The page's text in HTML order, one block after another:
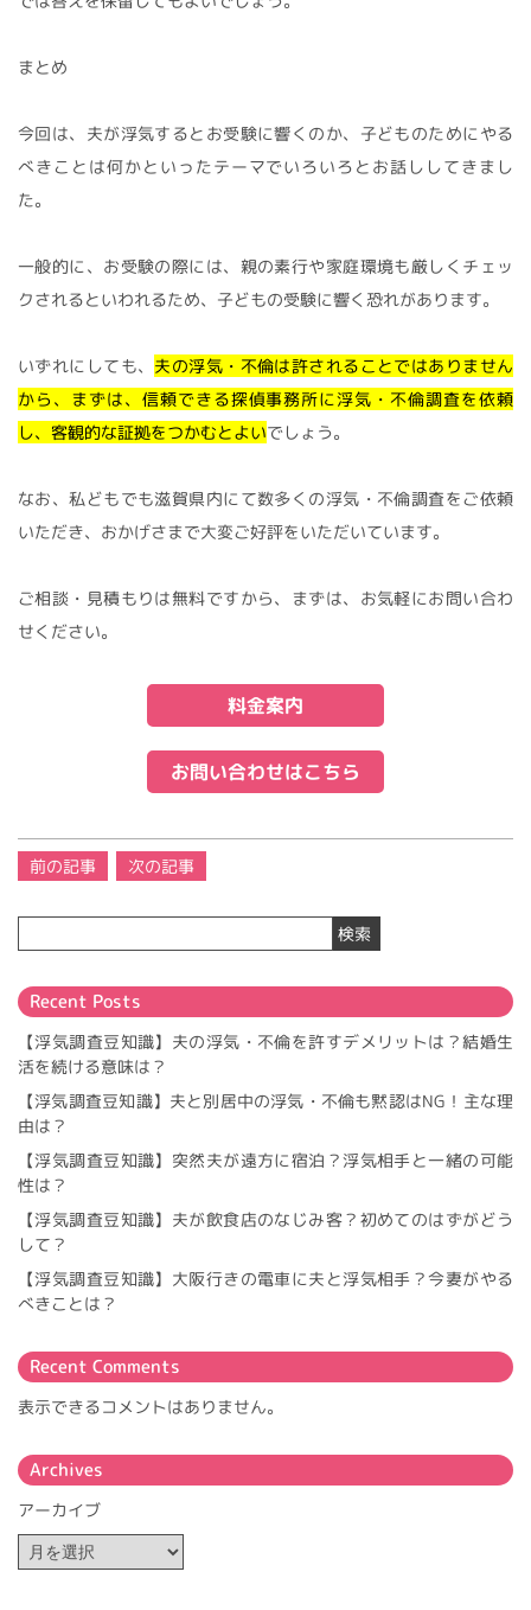
まとめ
今回は、夫が浮気するとお受験に響くのか、子どものためにやる
べきことは何かといったテーマでいろいろとお話ししてきまし
た。
一般的に、お受験の際には、親の素行や家庭環境も厳しくチェッ
クされるといわれるため、子どもの受験に響く恐れがあります。
いずれにしても、 夫の浮気・不倫は許されることではありません
から、まずは、信頼できる探偵事務所に浮気・不倫調査を依頼
し、客観的な証拠をつかむとよいでしょう。
なお、私どもでも滋賀県内にて数多くの浮気・不倫調査をご依頼
いただき、おかげさまで大変ご好評をいただいています。
ご相談・見積もりは無料ですから、まずは、お気軽にお問い合わ
せください。
料金案内
お問い合わせはこちら
投
稿
ナ
ー
シ
ョ
ン
前の記事 次の記事
検索
Recent Posts
【浮気調査豆知識】夫の浮気・不倫を許すデメリットは？結婚生
活を続ける意味は？
【浮気調査豆知識】夫と別居中の浮気・不倫も黙認はNG！主な理
由は？
【浮気調査豆知識】突然夫が遠方に宿泊？浮気相手と一緒の可能
性は？
【浮気調査豆知識】夫が飲食店のなじみ客？初めてのはずがどう
して？
【浮気調査豆知識】大阪行きの電車に夫と浮気相手？今妻がやる
べきことは？
Recent Comments
表示できるコメントはありません。
Archives
アーカイブ